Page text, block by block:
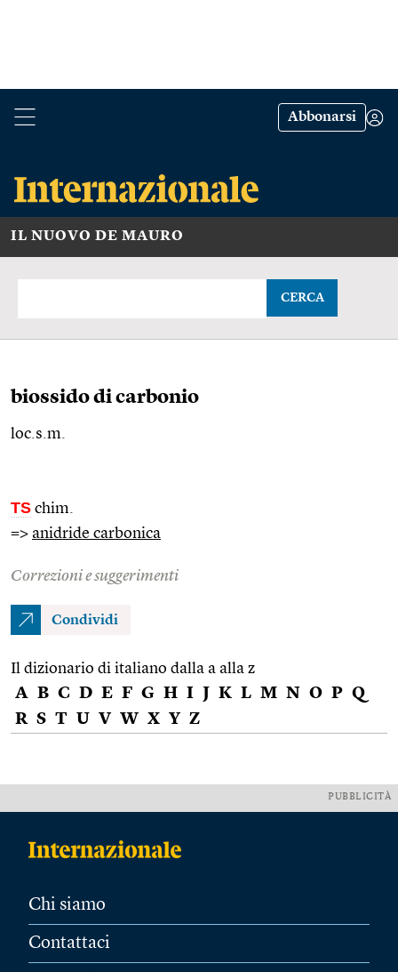
Abbonarsi
IL NUOVO DE MAURO
CERCA
biossido di carbonio
loc.s.m.
TS chim.
=> anidride carbonica
Correzioni e suggerimenti
Condividi
Il dizionario di italiano dalla a alla z
A B C D E F G H I J K L M N O P Q
R S T U V W X Y Z
PUBBLICITÀ
Chi siamo
Contattaci